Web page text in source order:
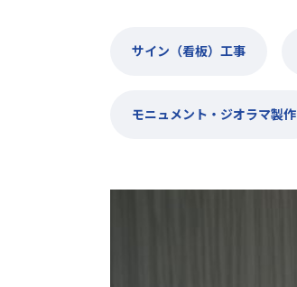
サイン（看板）工事
モニュメント・ジオラマ製作